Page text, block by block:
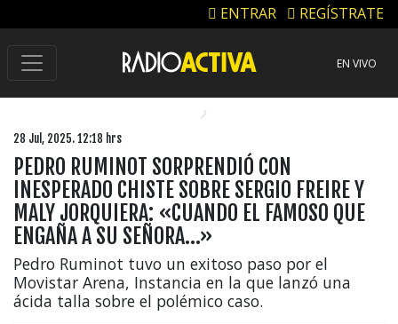
ENTRAR REGÍSTRATE
EN VIVO
28 Jul, 2025. 12:18 hrs
PEDRO RUMINOT SORPRENDIÓ CON
INESPERADO CHISTE SOBRE SERGIO FREIRE Y
MALY JORQUIERA: «CUANDO EL FAMOSO QUE
ENGAÑA A SU SEÑORA…»
Pedro Ruminot tuvo un exitoso paso por el
Movistar Arena, Instancia en la que lanzó una
ácida talla sobre el polémico caso.